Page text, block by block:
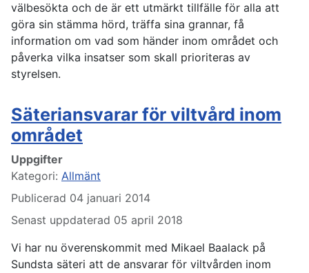
välbesökta och de är ett utmärkt tillfälle för alla att
göra sin stämma hörd, träffa sina grannar, få
information om vad som händer inom området och
påverka vilka insatser som skall prioriteras av
styrelsen.
Säteriansvarar för viltvård inom
området
Uppgifter
Kategori: Allmänt
Publicerad 04 januari 2014
Senast uppdaterad 05 april 2018
Vi har nu överenskommit med Mikael Baalack på
Sundsta säteri att de ansvarar för viltvården inom